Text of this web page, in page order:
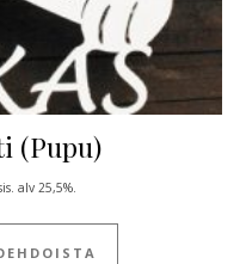
(Pupu)
37,00 € - 45,00 €
alv 25,5%.
Tällä tuotteella